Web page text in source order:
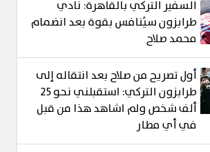
السفير التركي بالقاهرة: نادي
طرابزون سيُنافس بقوة بعد انضمام
محمد صلاح
أول تصريح من صلاح بعد انتقاله إلى
طرابزون التركي: استقبلني نحو 25
ألف شخص ولم اشاهد هذا من قبل
في أي مطار